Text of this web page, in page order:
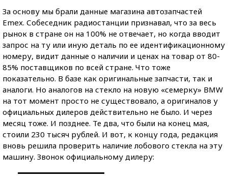
За основу мы брали данные магазина автозапчастей
Emex. Собеседник радиостанции признавал, что за весь
рынок в стране он на 100% не отвечает, но когда вводит
запрос на ту или иную деталь по ее идентификационному
номеру, видит данные о наличии и ценах на товар от 80-
85% поставщиков по всей стране. Что тоже
показательно. В базе как оригинальные запчасти, так и
аналоги. Но аналогов на стекло на новую «семерку» BMW
на тот момент просто не существовало, а оригиналов у
официальных дилеров действительно не было. И через
месяц тоже. И позднее. Те два, что были на конец мая,
стоили 230 тысяч рублей. И вот, к концу года, редакция
вновь решила проверить наличие лобового стекла на эту
машину. Звонок официальному дилеру: